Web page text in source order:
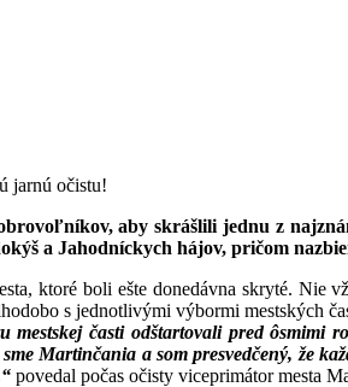
jarnú očistu!
aby skrášlili jednu z
a Jahodníckych hájov, pričom
ktoré boli ešte donedávna skryté.
s jednotlivými výbormi mestských
mestskej časti odštartovali pred ôsmimi
Martinčania a som presvedčený, že
povedal počas očisty viceprimátor mesta